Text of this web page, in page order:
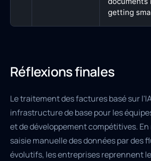
getting
Réflexions finales
Le traitement des factures basé sur
infrastructure de base pour les
et de développement compétitives.
saisie manuelle des données par des
évolutifs, les entreprises reprennent